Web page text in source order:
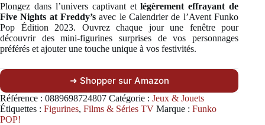
Plongez dans l’univers captivant etlégèrement effrayant de
Five Nights at Freddy’s avec le Calendrier de l’Avent Funko
Pop Édition 2023. Ouvrez chaque jour une fenêtre pour
découvrir des mini-figurines surprises de vos personnages
préférés et ajouter une touche unique à vos festivités.
➜ Shopper sur Amazon
Référence : 0889698724807 Catégorie : Jeux & Jouets
Étiquettes : Figurines, Films & Séries TV Marque : Funko
POP!